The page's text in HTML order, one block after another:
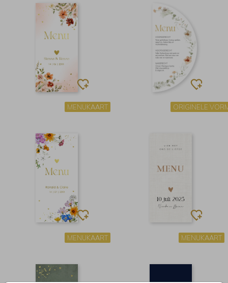
MENUKAART ORIGINELE
MENUKAART MENUKAART